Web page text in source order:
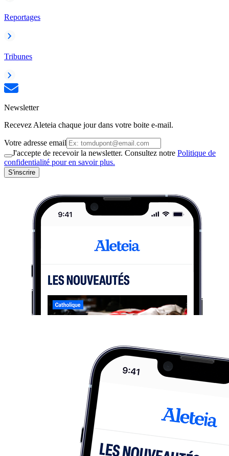
Reportages
Tribunes
Newsletter
Recevez Aleteia chaque jour dans votre boite e-mail.
Votre adresse email
J'accepte de recevoir la newsletter. Consultez notre Politique de
confidentialité pour en savoir plus.
S'inscrire